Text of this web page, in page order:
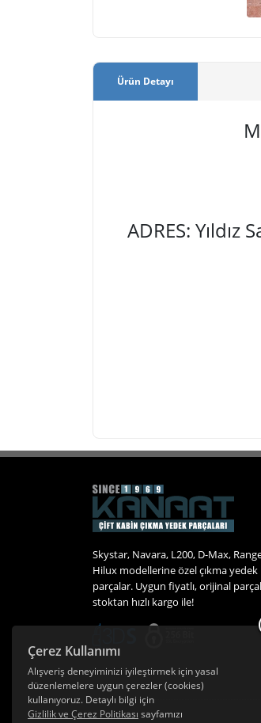
Ürün Detayı
ADRES:
Skystar, Navara, L200, D-Max,
Hilux modellerine özel çıkma yedek
parçalar. Uygun fiyatlı, orijinal
stoktan hızlı kargo ile!
Çerez Kullanımı
Alışveriş deneyiminizi iyileştirmek için yasal
düzenlemelere uygun çerezler (cookies)
kullanıyoruz. Detaylı bilgi için
Gizlilik ve Çerez Politikası sayfamızı